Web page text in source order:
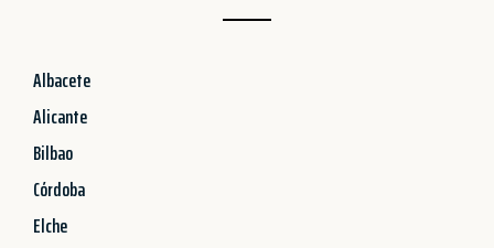
Albacete
Alicante
Bilbao
Córdoba
Elche